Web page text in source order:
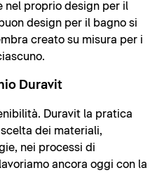
nel proprio design per il
design per il bagno si
creato su misura per i
Duravit
Duravit la pratica
dei materiali,
nei processi di
ancora oggi con la